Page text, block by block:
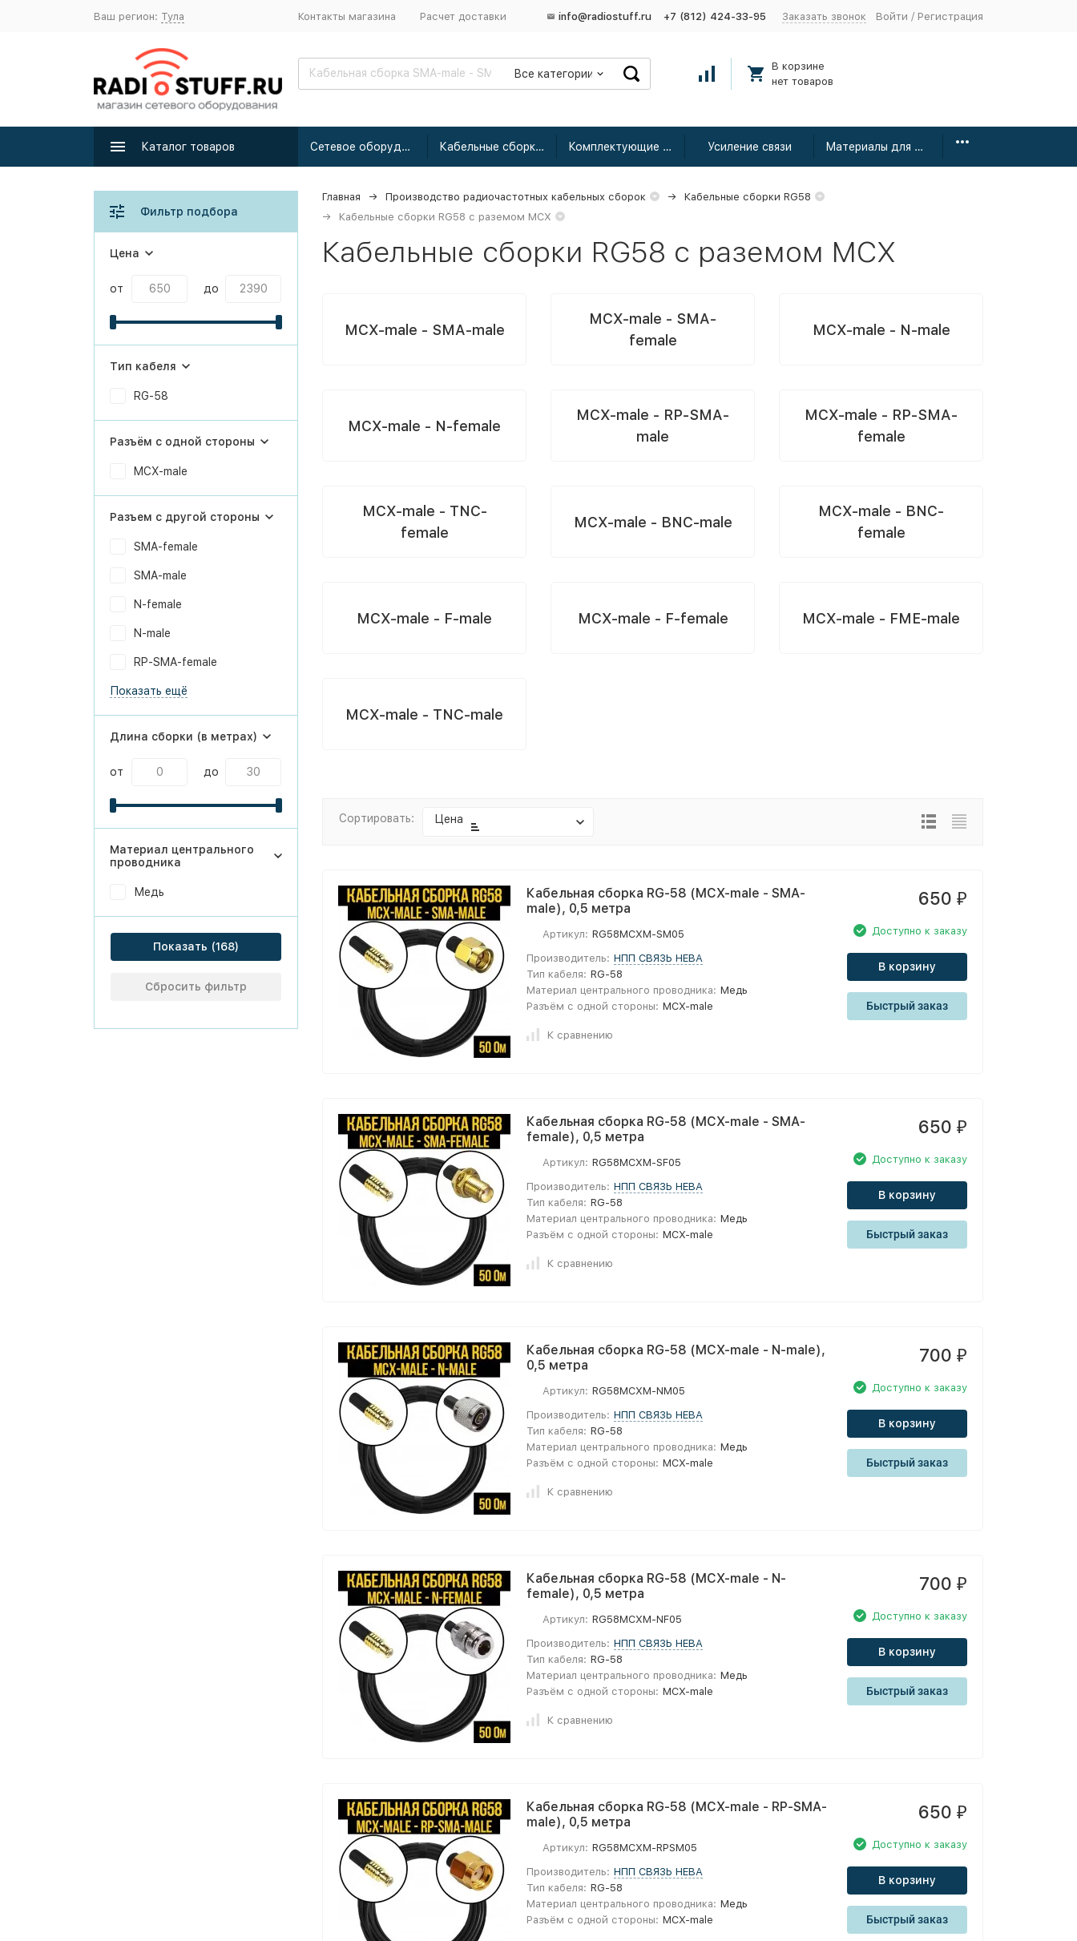
Ваш регион: Тула Контакты магазина Расчет доставки info@radiostuff.ru +7 (812) 424-33-95 Заказать звонок Войти / Регистрация
Все категории
В корзине
нет товаров
Каталог товаров Сетевое оборудование Кабельные сборки радиочастотные Комплектующие для усиления Усиление связи Материалы для монтажа
Главная Производство радиочастотных кабельных сборок
Кабельные сборки RG58
Кабельные сборки RG58 с раземом MCX
Кабельные сборки RG58 с раземом MCX
MCX-male - SMA-male
MCX-male - SMA-
female
MCX-male - N-male
MCX-male - N-female
MCX-male - RP-SMA-
male
MCX-male - RP-SMA-
female
MCX-male - TNC-
female
MCX-male - BNC-male
MCX-male - BNC-
female
MCX-male - F-male MCX-male - F-female MCX-male - FME-male
MCX-male - TNC-male
Сортировать: Цена
Кабельная сборка RG-58 (MCX-male - SMA-
male), 0,5 метра
Артикул: RG58MCXM-SM05
Производитель: НПП СВЯЗЬ НЕВА
Тип кабеля: RG-58
Материал центрального проводника: Медь
Разъём с одной стороны: MCX-male
К сравнению
650 ₽
Доступно к заказу
В корзину
Быстрый заказ
Кабельная сборка RG-58 (MCX-male - SMA-
female), 0,5 метра
Артикул: RG58MCXM-SF05
Производитель: НПП СВЯЗЬ НЕВА
Тип кабеля: RG-58
Материал центрального проводника: Медь
Разъём с одной стороны: MCX-male
К сравнению
650 ₽
Доступно к заказу
В корзину
Быстрый заказ
Кабельная сборка RG-58 (MCX-male - N-male),
0,5 метра
Артикул: RG58MCXM-NM05
Производитель: НПП СВЯЗЬ НЕВА
Тип кабеля: RG-58
Материал центрального проводника: Медь
Разъём с одной стороны: MCX-male
К сравнению
700 ₽
Доступно к заказу
В корзину
Быстрый заказ
Кабельная сборка RG-58 (MCX-male - N-
female), 0,5 метра
Артикул: RG58MCXM-NF05
Производитель: НПП СВЯЗЬ НЕВА
Тип кабеля: RG-58
Материал центрального проводника: Медь
Разъём с одной стороны: MCX-male
К сравнению
700 ₽
Доступно к заказу
В корзину
Быстрый заказ
Кабельная сборка RG-58 (MCX-male - RP-SMA-
male), 0,5 метра
Артикул: RG58MCXM-RPSM05
Производитель: НПП СВЯЗЬ НЕВА
Тип кабеля: RG-58
Материал центрального проводника: Медь
Разъём с одной стороны: MCX-male
650 ₽
Доступно к заказу
В корзину
Быстрый заказ
Фильтр подбора
Цена
от до
Тип кабеля
RG-58
Разъём с одной стороны
MCX-male
Разъем с другой стороны
SMA-female
SMA-male
N-female
N-male
RP-SMA-female
Показать ещё
Длина сборки (в метрах)
от до
Материал центрального
проводника
Медь
Показать
Сбросить фильтр